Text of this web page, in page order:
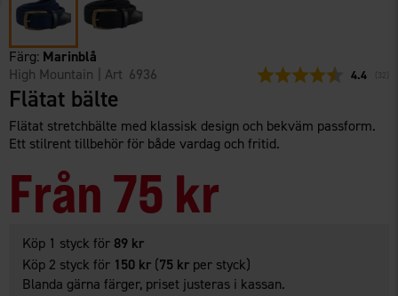
Färg: Marinblå
High Mountain
| Art 6936 4.4 32
Flätat bälte
Flätat stretchbälte med klassisk design och bekväm passform.
Ett stilrent tillbehör för både vardag och fritid.
Från 75 kr
Köp 1 styck för 89 kr
Köp 2 styck för 150 kr (75 kr per styck)
Blanda gärna färger, priset justeras i kassan.